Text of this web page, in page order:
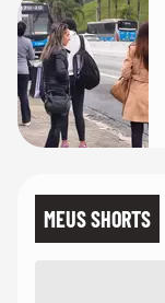
MEUS SHORTS